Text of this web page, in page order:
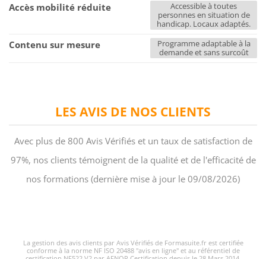
LES AVIS DE NOS CLIENTS
Avec plus de 800 Avis Vérifiés et un taux de satisfaction de
97%, nos clients témoignent de la qualité et de l'efficacité de
nos formations (dernière mise à jour le 09/08/2026)
La gestion des avis clients par Avis Vérifiés de Formasuite.fr est certifiée
conforme à la norme NF ISO 20488 "avis en ligne" et au référentiel de
Accès mobilité réduite
Accessible à toutes
personnes en situation de
handicap. Locaux adaptés.
Contenu sur mesure
Programme adaptable à la
demande et sans surcoût